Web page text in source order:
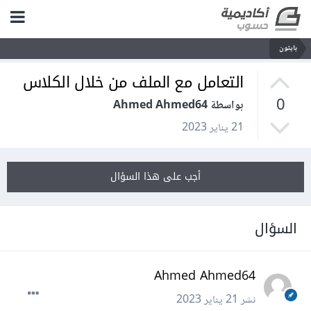
بايثون
0
التعامل مع الملف من خلال الكلاس
بواسطة Ahmed Ahmed64
21 يناير 2023
أجب على هذا السؤال
السؤال
Ahmed Ahmed64
نشر21 يناير 2023